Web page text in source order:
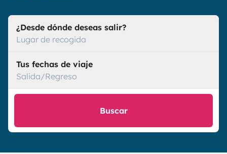
¿Desde dónde deseas salir?
Lugar de recogida
Tus fechas de viaje
Salida/Regreso
Buscar